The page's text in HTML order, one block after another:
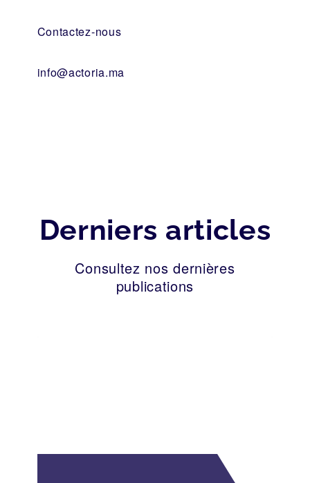
Contactez-nous
info@actoria.ma
Derniers articles
Consultez nos dernières
publications